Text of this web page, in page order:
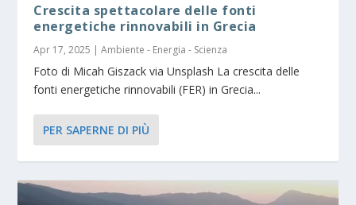
Crescita spettacolare delle fonti
energetiche rinnovabili in Grecia
Apr 17, 2025 |Ambiente - Energia - Scienza
Foto di Micah Giszack via Unsplash La crescita delle
fonti energetiche rinnovabili (FER) in Grecia...
PER SAPERNE DI PIÙ